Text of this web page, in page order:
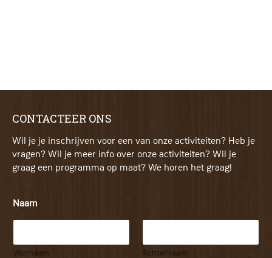
CONTACTEER ONS
Wil je je inschrijven voor een van onze activiteiten? Heb je
vragen? Wil je meer info over onze activiteiten? Wil je
graag een programma op maat? We horen het graag!
Naam
Voornaam Achternaam